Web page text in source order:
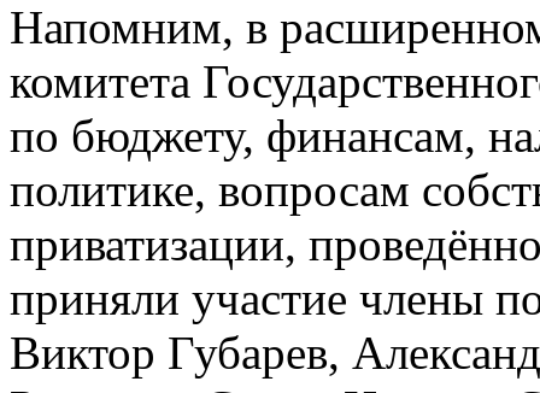
Напомним, в
комитета
по бюджету, финансам,
политике, вопросам
приватизации,
приняли участие члены
Виктор Губарев,